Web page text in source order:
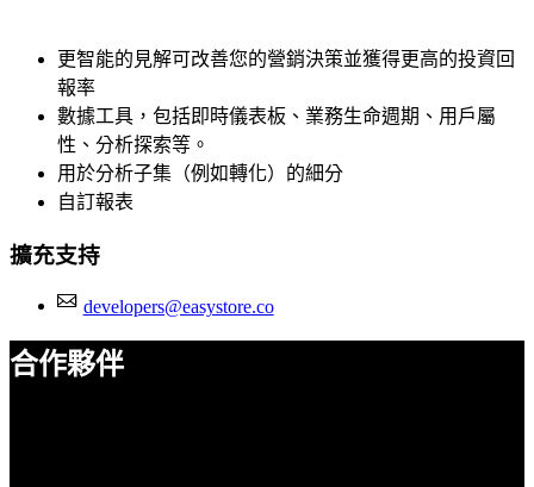
更智能的見解可改善您的營銷決策並獲得更高的投資回
報率
數據工具，包括即時儀表板、業務生命週期、用戶屬
性、分析探索等。
用於分析子集（例如轉化）的細分
自訂報表
擴充支持
developers@easystore.co
合作夥伴